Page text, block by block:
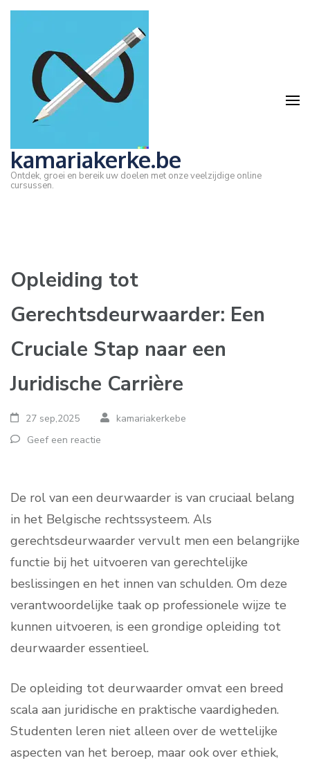
Ga
Enter)
kamariakerke.be
Ontdek, groei en bereik uw doelen met onze veelzijdige online
cursussen.
Opleiding tot
Gerechtsdeurwaarder: Een
Cruciale Stap naar een
Juridische Carrière
27 sep,2025
kamariakerkebe
Geef een reactie
De rol van een deurwaarder is van cruciaal belang
in het Belgische rechtssysteem. Als
gerechtsdeurwaarder vervult men een belangrijke
functie bij het uitvoeren van gerechtelijke
beslissingen en het innen van schulden. Om deze
verantwoordelijke taak op professionele wijze te
kunnen uitvoeren, is een grondige opleiding tot
deurwaarder essentieel.
De opleiding tot deurwaarder omvat een breed
scala aan juridische en praktische vaardigheden.
Studenten leren niet alleen over de wettelijke
aspecten van het beroep, maar ook over ethiek,